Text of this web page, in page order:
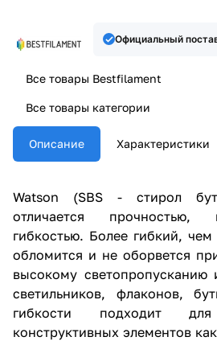
Официальный
Все товары Bestfilament
Все товары категории
Описание Характеристики
Watson (SBS - стирол
отличается прочностью,
гибкостью. Более гибкий,
обломится и не оборвется
высокому светопропусканию
светильников, флаконов,
гибкости подходит
конструктивных элементов